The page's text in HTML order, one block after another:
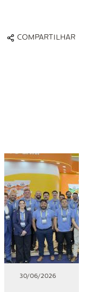
COMPARTILHAR
30/06/2026